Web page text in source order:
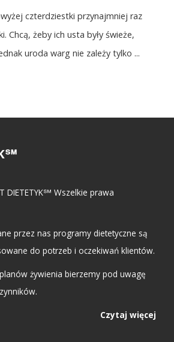
czterdziestki przynajmniej raz
Chcą, żeby ich usta były świeże,
uroda warg nie zależy tylko ...
DIETETYK℠ Wszelkie prawa
przez nas programy dietetyczne są
do potrzeb i oczekiwań klientów.
żywienia bierzemy pod uwagę
Czytaj więcej